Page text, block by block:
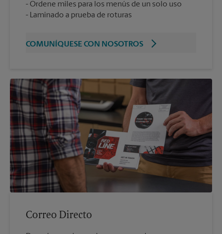
Ordene miles para los menús de un solo uso
Laminado a prueba de roturas
COMUNÍQUESE CON NOSOTROS
Correo Directo